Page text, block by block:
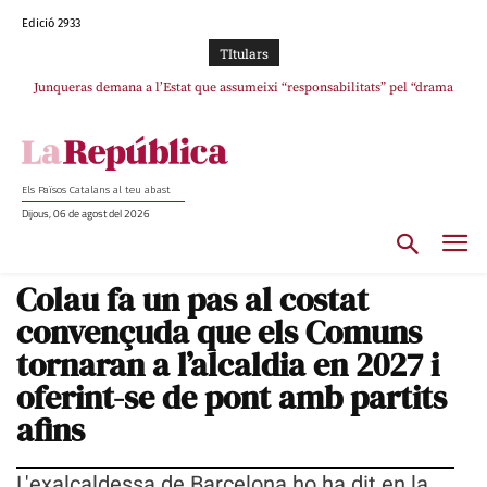
Edició 2933
TItulars
Junqueras demana a l’Estat que assumeixi “responsabilitats” pel “drama
L’abandonament de les seleccions catalanes per part de la UFEC
Els Països Catalans al teu abast
Dijous, 06 de agost del 2026
Colau fa un pas al costat
convençuda que els Comuns
tornaran a l’alcaldia en 2027 i
oferint-se de pont amb partits
afins